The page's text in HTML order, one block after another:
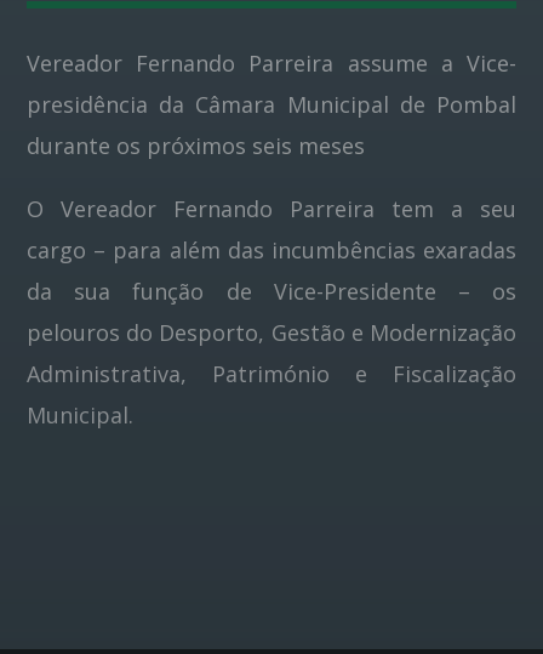
Pinterest
Vereador Fernando Parreira assume a Vice-
presidência da Câmara Municipal de Pombal
durante os próximos seis meses
O Vereador Fernando Parreira tem a seu
cargo – para além das incumbências exaradas
da sua função de Vice-Presidente – os
pelouros do Desporto, Gestão e Modernização
Administrativa, Património e Fiscalização
Municipal.